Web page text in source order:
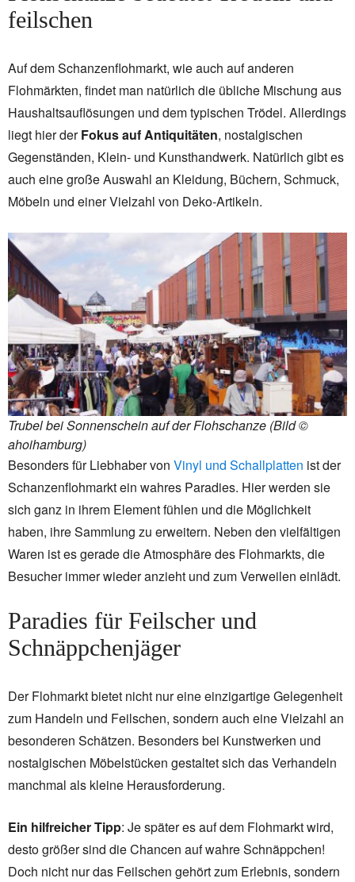
feilschen
Auf dem Schanzenflohmarkt, wie auch auf anderen
Flohmärkten, findet man natürlich die übliche Mischung aus
Haushaltsauflösungen und dem typischen Trödel. Allerdings
liegt hier derFokus auf Antiquitäten, nostalgischen
Gegenständen, Klein- und Kunsthandwerk. Natürlich gibt es
auch eine große Auswahl an Kleidung, Büchern, Schmuck,
Möbeln und einer Vielzahl von Deko-Artikeln.
Trubel bei Sonnenschein auf der Flohschanze (Bild ©
ahoihamburg)
Besonders für Liebhaber von Vinyl und Schallplatten ist der
Schanzenflohmarkt ein wahres Paradies. Hier werden sie
sich ganz in ihrem Element fühlen und die Möglichkeit
haben, ihre Sammlung zu erweitern. Neben den vielfältigen
Waren ist es gerade die Atmosphäre des Flohmarkts, die
Besucher immer wieder anzieht und zum Verweilen einlädt.
Paradies für Feilscher und
Schnäppchenjäger
Der Flohmarkt bietet nicht nur eine einzigartige Gelegenheit
zum Handeln und Feilschen, sondern auch eine Vielzahl an
besonderen Schätzen. Besonders bei Kunstwerken und
nostalgischen Möbelstücken gestaltet sich das Verhandeln
manchmal als kleine Herausforderung.
Ein hilfreicher Tipp: Je später es auf dem Flohmarkt wird,
desto größer sind die Chancen auf wahre Schnäppchen!
Doch nicht nur das Feilschen gehört zum Erlebnis, sondern